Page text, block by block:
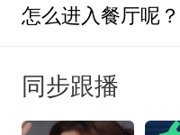
怎么进入餐厅呢？
同步跟播